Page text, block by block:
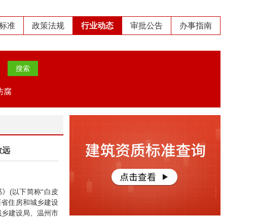
准 政策法规 行业动态 审批公告 办事指南
腐
远
(以下简称“白皮
住房和城乡建设
建设局、温州市